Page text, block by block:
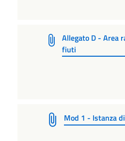
Allegato D - Area
fiuti
Mod 1 - Istanza